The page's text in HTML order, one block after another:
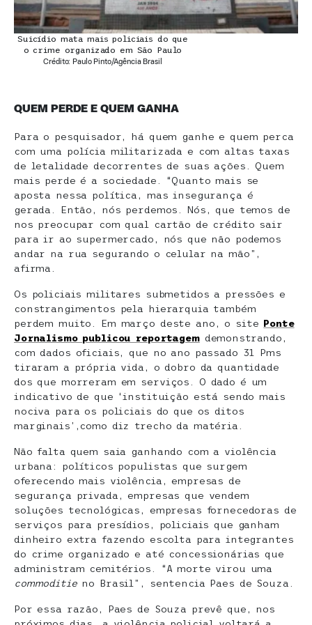
Suicídio mata mais policiais do que
o crime organizado em São Paulo
Crédito: Paulo Pinto/Agência Brasil
QUEM PERDE E QUEM GANHA
Para o pesquisador, há quem ganhe e quem perca
com uma polícia militarizada e com altas taxas
de letalidade decorrentes de suas ações. Quem
mais perde é a sociedade. “Quanto mais se
aposta nessa política, mas insegurança é
gerada. Então, nós perdemos. Nós, que temos de
nos preocupar com qual cartão de crédito sair
para ir ao supermercado, nós que não podemos
andar na rua segurando o celular na mão”,
afirma.
Os policiais militares submetidos a pressões e
constrangimentos pela hierarquia também
perdem muito. Em março deste ano, o site Ponte
Jornalismo publicou reportagemdemonstrando,
com dados oficiais, que no ano passado 31 Pms
tiraram a própria vida, o dobro da quantidade
dos que morreram em serviços. O dado é um
indicativo de que ‘instituição está sendo mais
nociva para os policiais do que os ditos
marginais’,como diz trecho da matéria.
Não falta quem saia ganhando com a violência
urbana: políticos populistas que surgem
oferecendo mais violência, empresas de
segurança privada, empresas que vendem
soluções tecnológicas, empresas fornecedoras de
serviços para presídios, policiais que ganham
dinheiro extra fazendo escolta para integrantes
do crime organizado e até concessionárias que
administram cemitérios. “A morte virou uma
commoditieno Brasil”, sentencia Paes de Souza.
Por essa razão, Paes de Souza prevê que, nos